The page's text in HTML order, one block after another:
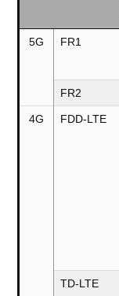
5G FR1
FR2
4G FDD-LTE
TD-LTE